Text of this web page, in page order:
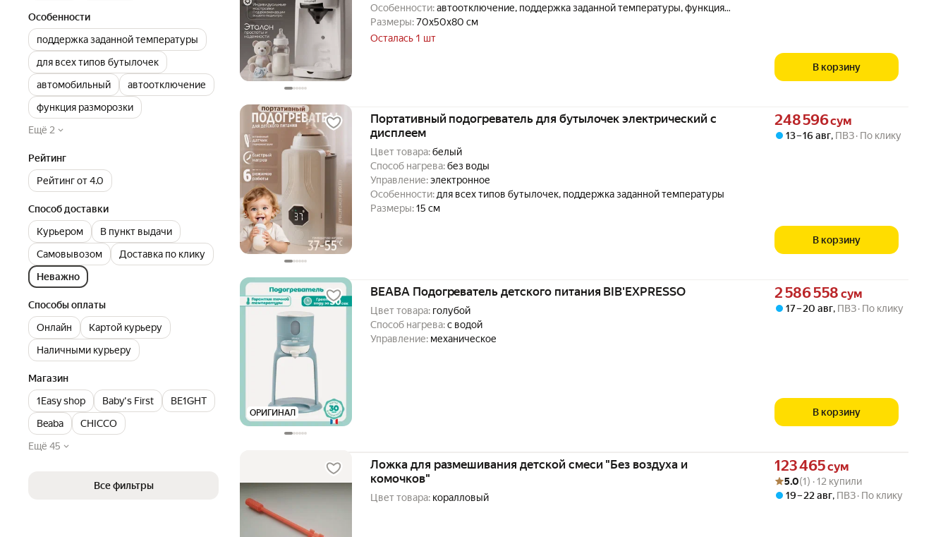
Особенности
поддержка заданной температуры
для всех типов бутылочек
автомобильный
автоотключение
функция разморозки
Ещё 2
Рейтинг
Рейтинг от 4.0
Способ доставки
Курьером
В пункт выдачи
Самовывозом
Доставка по клику
Неважно
Способы оплаты
Онлайн
Картой курьеру
Наличными курьеру
Магазин
1Easy shop
Baby's First
BE1GHT
Beaba
CHICCO
Ещё 45
Все фильтры
Особенности:автоотключение, поддержка заданной температуры, функция
самоочищения, для всех типов бутылочек
Размеры:70x50x80 см
Осталась 1 шт
В корзину
Портативный подогреватель для бутылочек электрический с
дисплеем
Цвет товара:белый
Способ нагрева:без воды
Управление:электронное
Особенности:для всех типов бутылочек, поддержка заданной температуры
Размеры:15 см
Цена 248596 сум вместо
248 596сум
13 – 16 авг, ПВЗ По клику
В корзину
ОРИГИНАЛ
BEABA Подогреватель детского питания BIB'EXPRESSO
Цвет товара: голубой
Способ нагрева:с водой
Управление: механическое
Цена 2586558 сум вместо
2 586 558 сум
17 – 20 авг, ПВЗ По клику
В корзину
Ложка для размешивания детской смеси "Без воздуха и
комочков"
Цвет товара: коралловый
Цена 123465 сум вместо
123 465сум
Рейтинг товара: 5.0 из 5
Оценок: (1) · 12 купили
5.0(1) · 12 купили
19 – 22 авг, ПВЗ По клику